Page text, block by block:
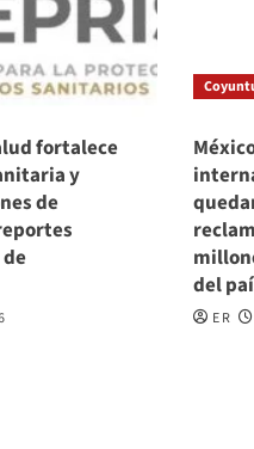
fortalece
y
de
del
E R